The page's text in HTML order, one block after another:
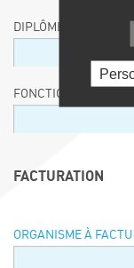
DIPLÔME /
FONCTION
FACTURATION
ORGANISME À